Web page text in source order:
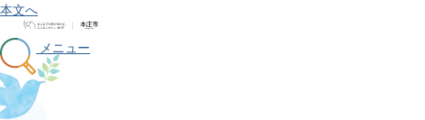
本文へ
メニュー